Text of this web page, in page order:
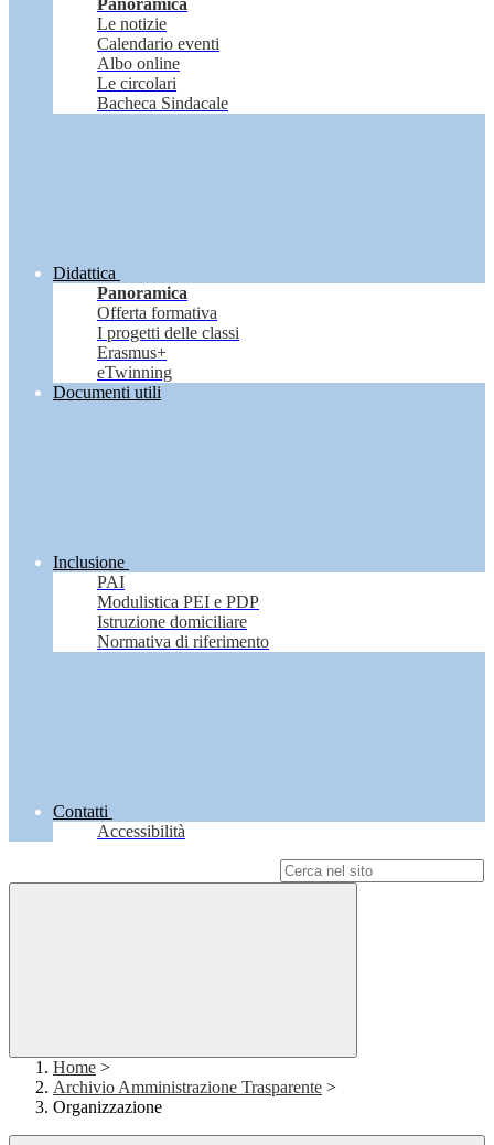
Panoramica
Le notizie
Calendario eventi
Albo online
Le circolari
Bacheca Sindacale
Didattica
Panoramica
Offerta formativa
I progetti delle classi
Erasmus+
eTwinning
Documenti utili
Inclusione
PAI
Modulistica PEI e PDP
Istruzione domiciliare
Normativa di riferimento
Contatti
Accessibilità
Home >
Archivio Amministrazione Trasparente >
Organizzazione